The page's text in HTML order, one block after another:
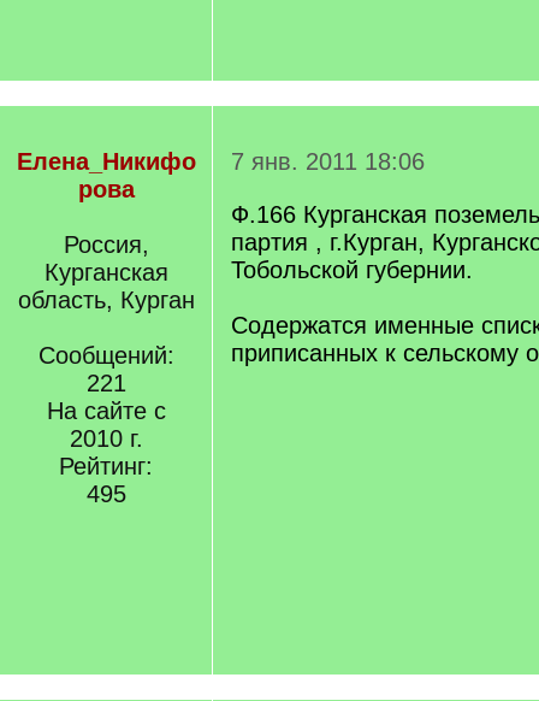
Елена_Никифо
рова
Россия,
Курганская
область, Курган
Сообщений:
221
На сайте с
2010 г.
Рейтинг:
495
7 янв. 2011 18:06
Ф.166 Курганская
партия , г.Курган,
Тобольской губернии.
Содержатся именные
приписанных к сельскому